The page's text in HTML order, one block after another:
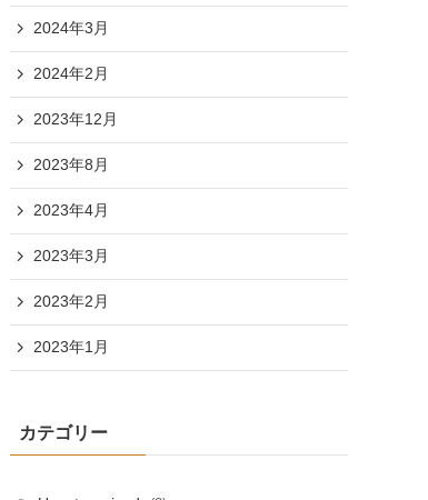
2024年3月
2024年2月
2023年12月
2023年8月
2023年4月
2023年3月
2023年2月
2023年1月
カテゴリー